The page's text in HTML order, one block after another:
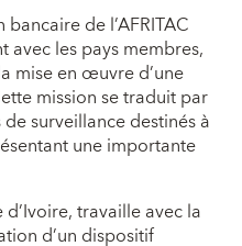
de l’AFRITAC
avec les pays membres,
mise en œuvre d’une
mission se traduit par
surveillance destinés à
une importante
d’Ivoire, travaille avec la
d’un dispositif